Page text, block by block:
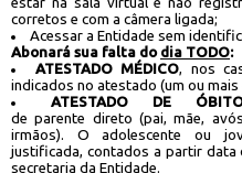
corretos e com a câmera ligada;
Acessar a Entidade sem
Abonará sua falta do dia TODO:
ATESTADO MÉDICO, nos
indicados no atestado (um ou mais
ATESTADO DE
de parente direto (pai, mãe,
irmãos). O adolescente ou
justificada, contados a partir data
secretaria da Entidade.